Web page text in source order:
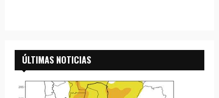
ÚLTIMAS NOTICIAS